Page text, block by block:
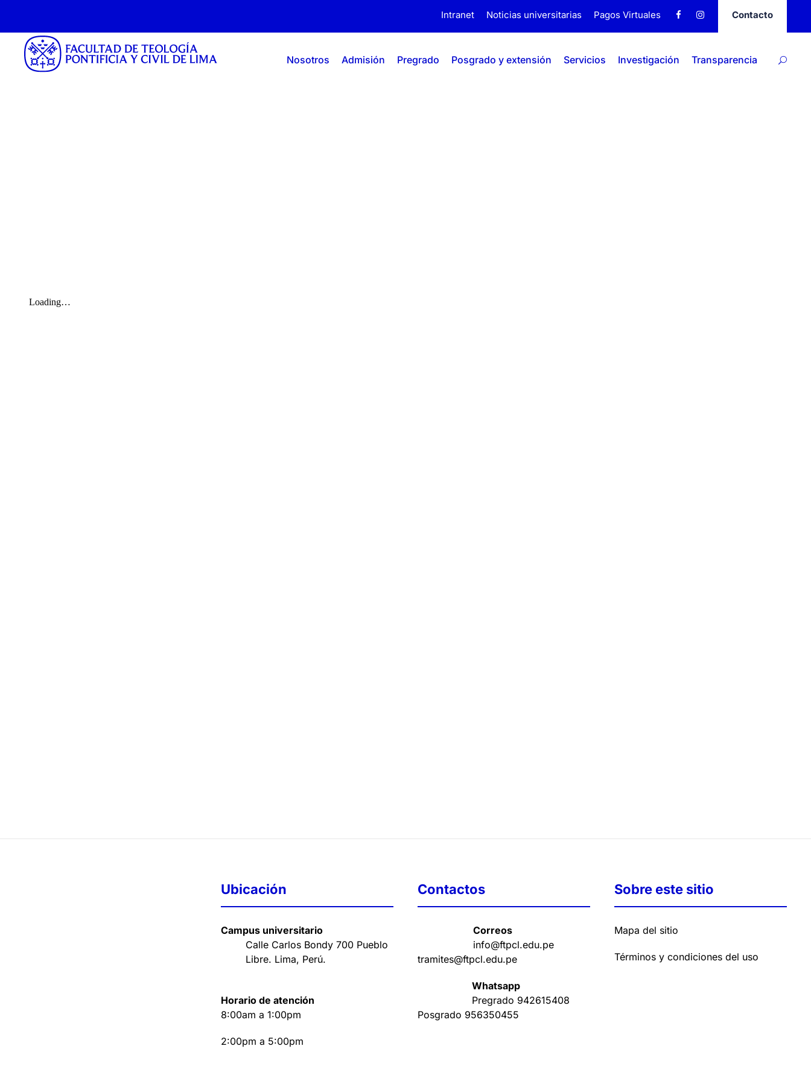
Intranet Noticias universitarias Pagos Virtuales Contacto
Nosotros Admisión Pregrado Posgrado y extensión Servicios Investigación Transparencia
Ubicación
Campus universitario
Calle Carlos Bondy 700 Pueblo
Libre. Lima, Perú.
Horario de atención
8:00am a 1:00pm
2:00pm a 5:00pm
Contactos
Correos
info@ftpcl.edu.pe
tramites@ftpcl.edu.pe
Whatsapp
Pregrado 942615408
Posgrado 956350455
Sobre este sitio
Mapa del sitio
Términos y condiciones del uso